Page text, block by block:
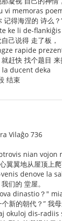
vi memoras
记得海涅的 诗么？
ke li de-
己说得 走了板，
rapide
赶快 找个题目 来
la ducent deka
结束
Vilaĝo 736
nian vojon
翼翼地从屋顶上爬
denove la
们的 堂屋。
dinastio？"
个新的朝代？” 我母
okuloj dis-